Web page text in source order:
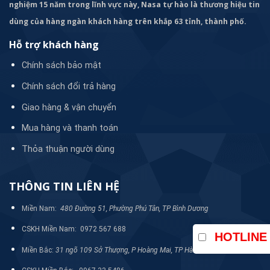
Van bơm bảo vệ máy bơm khỏi các sự cố
Nguyên lý Bơm hóa chất trục đứng MD-50VK-35-V-F
Bơm hóa chất trục đứng MD-50VK-35-V-F làm việc dựa trên
nguyên lý lực ly tâm của chất lỏng để bơm chất lỏng với công
suất cao, áp lực mạnh, máy bơm hoạt động ổn định, bền bỉ và
hiệu quả cao
• Quy trình hút: Khi động cơ chạy làm trục bơm và cánh
nguyên lý ly tâm.
đẩy ra ngoài, sau đó áp suất bơm tiếp tục hút chất lỏng vào
buồng bơm. Áp suất trong bơm tiếp tục đẩy chất lỏng vào
buồng bơm
Đặc biệt dòng bơm này có phốt kín ngăn chặn chất lỏng tiếp xúc
nghiệm 15 năm trong lĩnh vực này, Nasa tự hào là thương hiệu tin
dùng của hàng ngàn khách hàng trên khắp 63 tỉnh, thành phố.
Hỗ trợ khách hàng
Chính sách bảo mật
Chính sách đổi trả hàng
Giao hàng & vận chuyển
Mua hàng và thanh toán
Thỏa thuận người dùng
THÔNG TIN LIÊN HỆ
Miền Nam: 480 Đường 51, Phường Phú Tân, TP Bình Dương
CSKH Miền Nam: 0972 567 688
Miền Bắc: 31 ngõ 109 Sở Thượng, P Hoàng Mai, TP Hà Nội
HOTLINE